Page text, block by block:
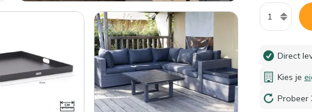
Aantal
Direct
Kies je
Probeer